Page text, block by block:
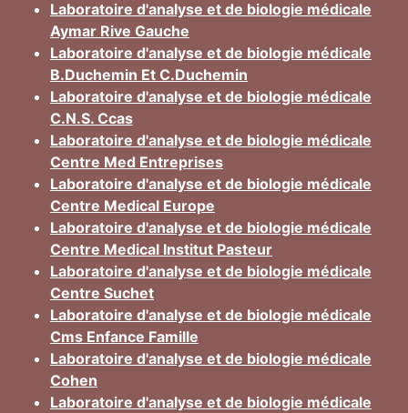
Laboratoire d'analyse et de biologie médicale
Aymar Rive Gauche
Laboratoire d'analyse et de biologie médicale
B.Duchemin Et C.Duchemin
Laboratoire d'analyse et de biologie médicale
C.N.S. Ccas
Laboratoire d'analyse et de biologie médicale
Centre Med Entreprises
Laboratoire d'analyse et de biologie médicale
Centre Medical Europe
Laboratoire d'analyse et de biologie médicale
Centre Medical Institut Pasteur
Laboratoire d'analyse et de biologie médicale
Centre Suchet
Laboratoire d'analyse et de biologie médicale
Cms Enfance Famille
Laboratoire d'analyse et de biologie médicale
Cohen
Laboratoire d'analyse et de biologie médicale